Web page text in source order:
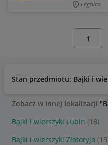
Legnica
Stan przedmiotu: Bajki i
Zobacz w innej lokalizacji
Bajki i wierszyki Lubin (18)
Bajki i wierszyki Złotoryja